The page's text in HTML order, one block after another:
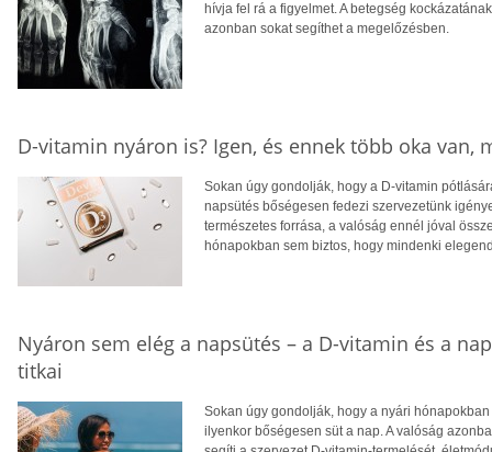
hívja fel rá a figyelmet. A betegség
azonban sokat segíthet a megelőzésben.
D-vitamin nyáron is? Igen, és ennek több oka van,
Sokan úgy gondolják, hogy a D-vitamin
napsütés bőségesen fedezi szervezetünk
természetes forrása, a valóság ennél jóval
hónapokban sem biztos, hogy mindenki
Nyáron sem elég a napsütés – a D-vitamin és a
titkai
Sokan úgy gondolják, hogy a nyári
ilyenkor bőségesen süt a nap. A valóság